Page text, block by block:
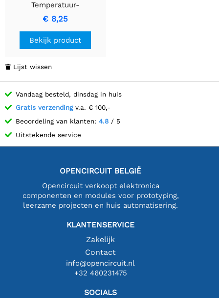
Temperatuur-
Vochtigheidssensor
€ 8,25
Bekijk product
 Lijst wissen
Vandaag besteld, dinsdag in huis
Gratis verzendingv.a. € 100,-
Beoordeling van klanten: 4.8 / 5
Uitstekende service
OPENCIRCUIT BELGIË
Opencircuit verkoopt elektronica
componenten en modules voor prototyping,
leerzame projecten en huis automatisering.
KLANTENSERVICE
Zakelijk
Contact
info@opencircuit.nl
+32 460231475
SOCIALS